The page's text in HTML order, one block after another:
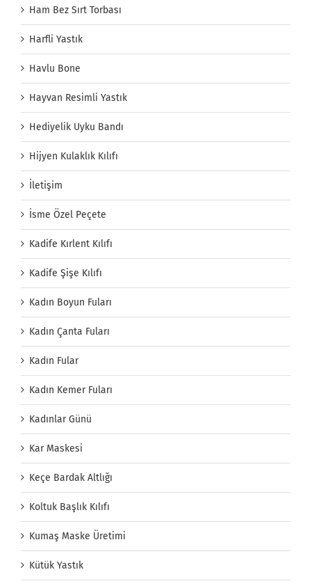
Ham Bez Sırt Torbası
Harfli Yastık
Havlu Bone
Hayvan Resimli Yastık
Hediyelik Uyku Bandı
Hijyen Kulaklık Kılıfı
İletişim
İsme Özel Peçete
Kadife Kırlent Kılıfı
Kadife Şişe Kılıfı
Kadın Boyun Fuları
Kadın Çanta Fuları
Kadın Fular
Kadın Kemer Fuları
Kadınlar Günü
Kar Maskesi
Keçe Bardak Altlığı
Koltuk Başlık Kılıfı
Kumaş Maske Üretimi
Kütük Yastık